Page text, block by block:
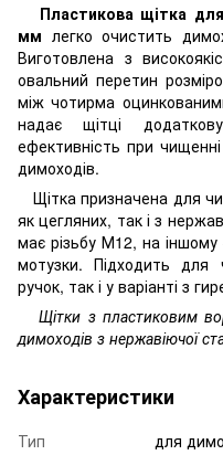
Пластикова щітка
мм легко очистить
Виготовлена ​​з
овальний перетин
між чотирма
надає щітці
ефективність при
димоходів.
Щітка призначена для
як цегляних, так і з
має різьбу М12, на іншому
мотузки. Підходить
ручок, так і у варіанті з
Щітки з пластиковим
димоходів з нержавіючої
Характеристики
Тип
для